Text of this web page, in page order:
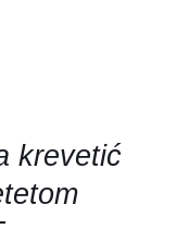
krevetić